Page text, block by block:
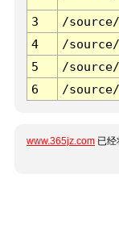
3 /
4
/
5
/
6
/
www.365jz.com 已